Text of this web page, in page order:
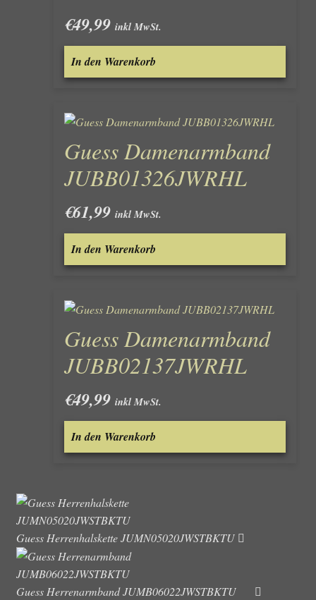
€49,99 inkl MwSt.
In den Warenkorb
Guess Damenarmband
JUBB01326JWRHL
€61,99 inkl MwSt.
In den Warenkorb
Guess Damenarmband
JUBB02137JWRHL
€49,99 inkl MwSt.
In den Warenkorb
Guess Herrenhalskette JUMN05020JWSTBKTU
Guess Herrenarmband JUMB06022JWSTBKTU